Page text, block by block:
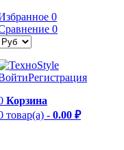
0
0
Регистрация
Корзина
товар(а) - 0.00 ₽